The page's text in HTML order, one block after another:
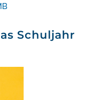
Schuljahr